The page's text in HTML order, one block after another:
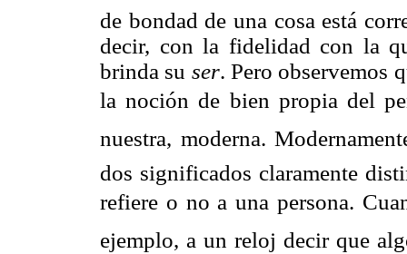
de bondad de una cosa está
decir, con la fidelidad con la
brinda su ser. Pero observemos
la noción de bien propia del
nuestra, moderna.
dos significados claramente
refiere o no a una persona.
ejemplo, a un reloj decir que